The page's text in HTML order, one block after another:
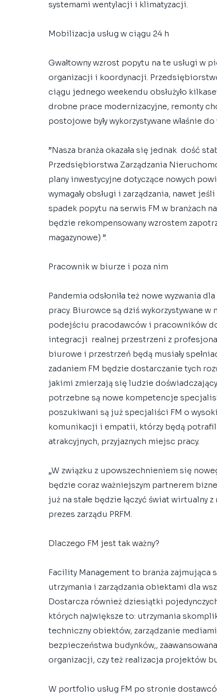
systemami wentylacji i klimatyzacji.
Mobilizacja usług w ciągu 24 h
Gwałtowny wzrost popytu na te usługi w
organizacji i koordynacji.
ciągu jednego weekendu obsłużyło
drobne prace modernizacyjne, remonty
postojowe były wykorzystywane właśnie
”Nasza branża okazała się jednak  dość
Przedsiębiorstwa Zarządzania
plany inwestycyjne dotyczące nowych
wymagały obsługi i zarządzania, nawet
spadek popytu na serwis FM w branżach
będzie rekompensowany wzrostem
magazynowe) ”.
Pracownik w biurze i poza nim
Pandemia odsłoniła też nowe wyzwania
pracy. Biurowce są dziś wykorzystywane
podejściu pracodawców i pracowników
integracji  realnej przestrzeni z
biurowe i przestrzeń będą musiały
zadaniem FM będzie dostarczanie tych
jakimi zmierzają się ludzie
potrzebne są nowe kompetencje
poszukiwani są już specjaliści FM o
komunikacji i empatii, którzy będą
atrakcyjnych, przyjaznych miejsc pracy.
„W związku z upowszechnieniem się
będzie coraz ważniejszym partnerem
już na stałe będzie łączyć świat wirtualny
prezes zarządu PRFM.
Dlaczego FM jest tak ważny?
Facility Management to branża zajmująca
utrzymania i zarządzania obiektami dla
Dostarcza również dziesiątki
których największe to: utrzymania
techniczny obiektów, zarządzanie
bezpieczeństwa budynków,,
organizacji, czy też realizacja projektów
W portfolio usług FM po stronie